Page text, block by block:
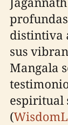
distintiva
sus
Mangala
espiritual
(